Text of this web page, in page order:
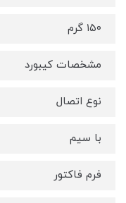
۱۵۰ گرم
مشخصات کیبورد
نوع اتصال
با سیم
فرم فاکتور